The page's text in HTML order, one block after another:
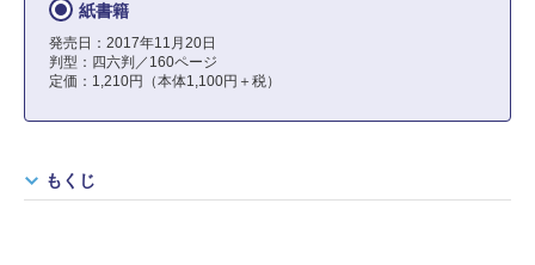
紙書籍
発売日：2017年11月20日
判型：四六判／160ページ
定価：1,210円（本体1,100円＋税）
もくじ